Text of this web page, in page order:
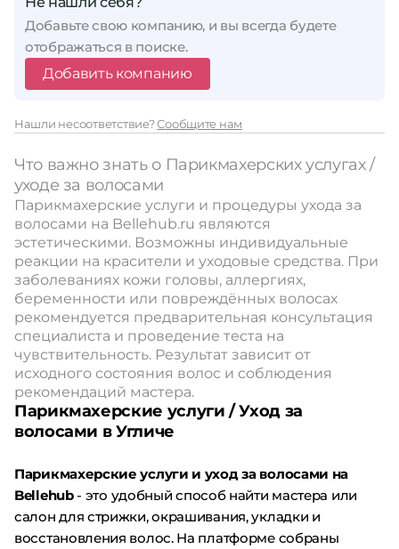
Добавьте свою компанию, и вы всегда будете
отображаться в поиске.
Добавить компанию
Нашли несоответствие?Сообщите нам
Что важно знать о Парикмахерских услугах /
уходе за волосами
Парикмахерские услуги и процедуры ухода за
волосами на Bellehub.ru являются
эстетическими. Возможны индивидуальные
реакции на красители и уходовые средства. При
заболеваниях кожи головы, аллергиях,
беременности или повреждённых волосах
рекомендуется предварительная консультация
специалиста и проведение теста на
чувствительность. Результат зависит от
исходного состояния волос и соблюдения
рекомендаций мастера.
Парикмахерские услуги / Уход за
волосами в Угличе
Парикмахерские услуги и уход за волосами на
Bellehub- это удобный способ найти мастера или
салон для стрижки, окрашивания, укладки и
восстановления волос. На платформе собраны